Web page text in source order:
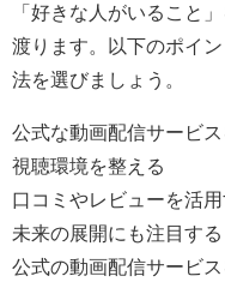
「好きな人がいること
渡ります。以下のポイ
法を選びましょう。
公式な動画配信サービ
視聴環境を整える
口コミやレビューを活用
未来の展開にも注目する
公式の動画配信サービ